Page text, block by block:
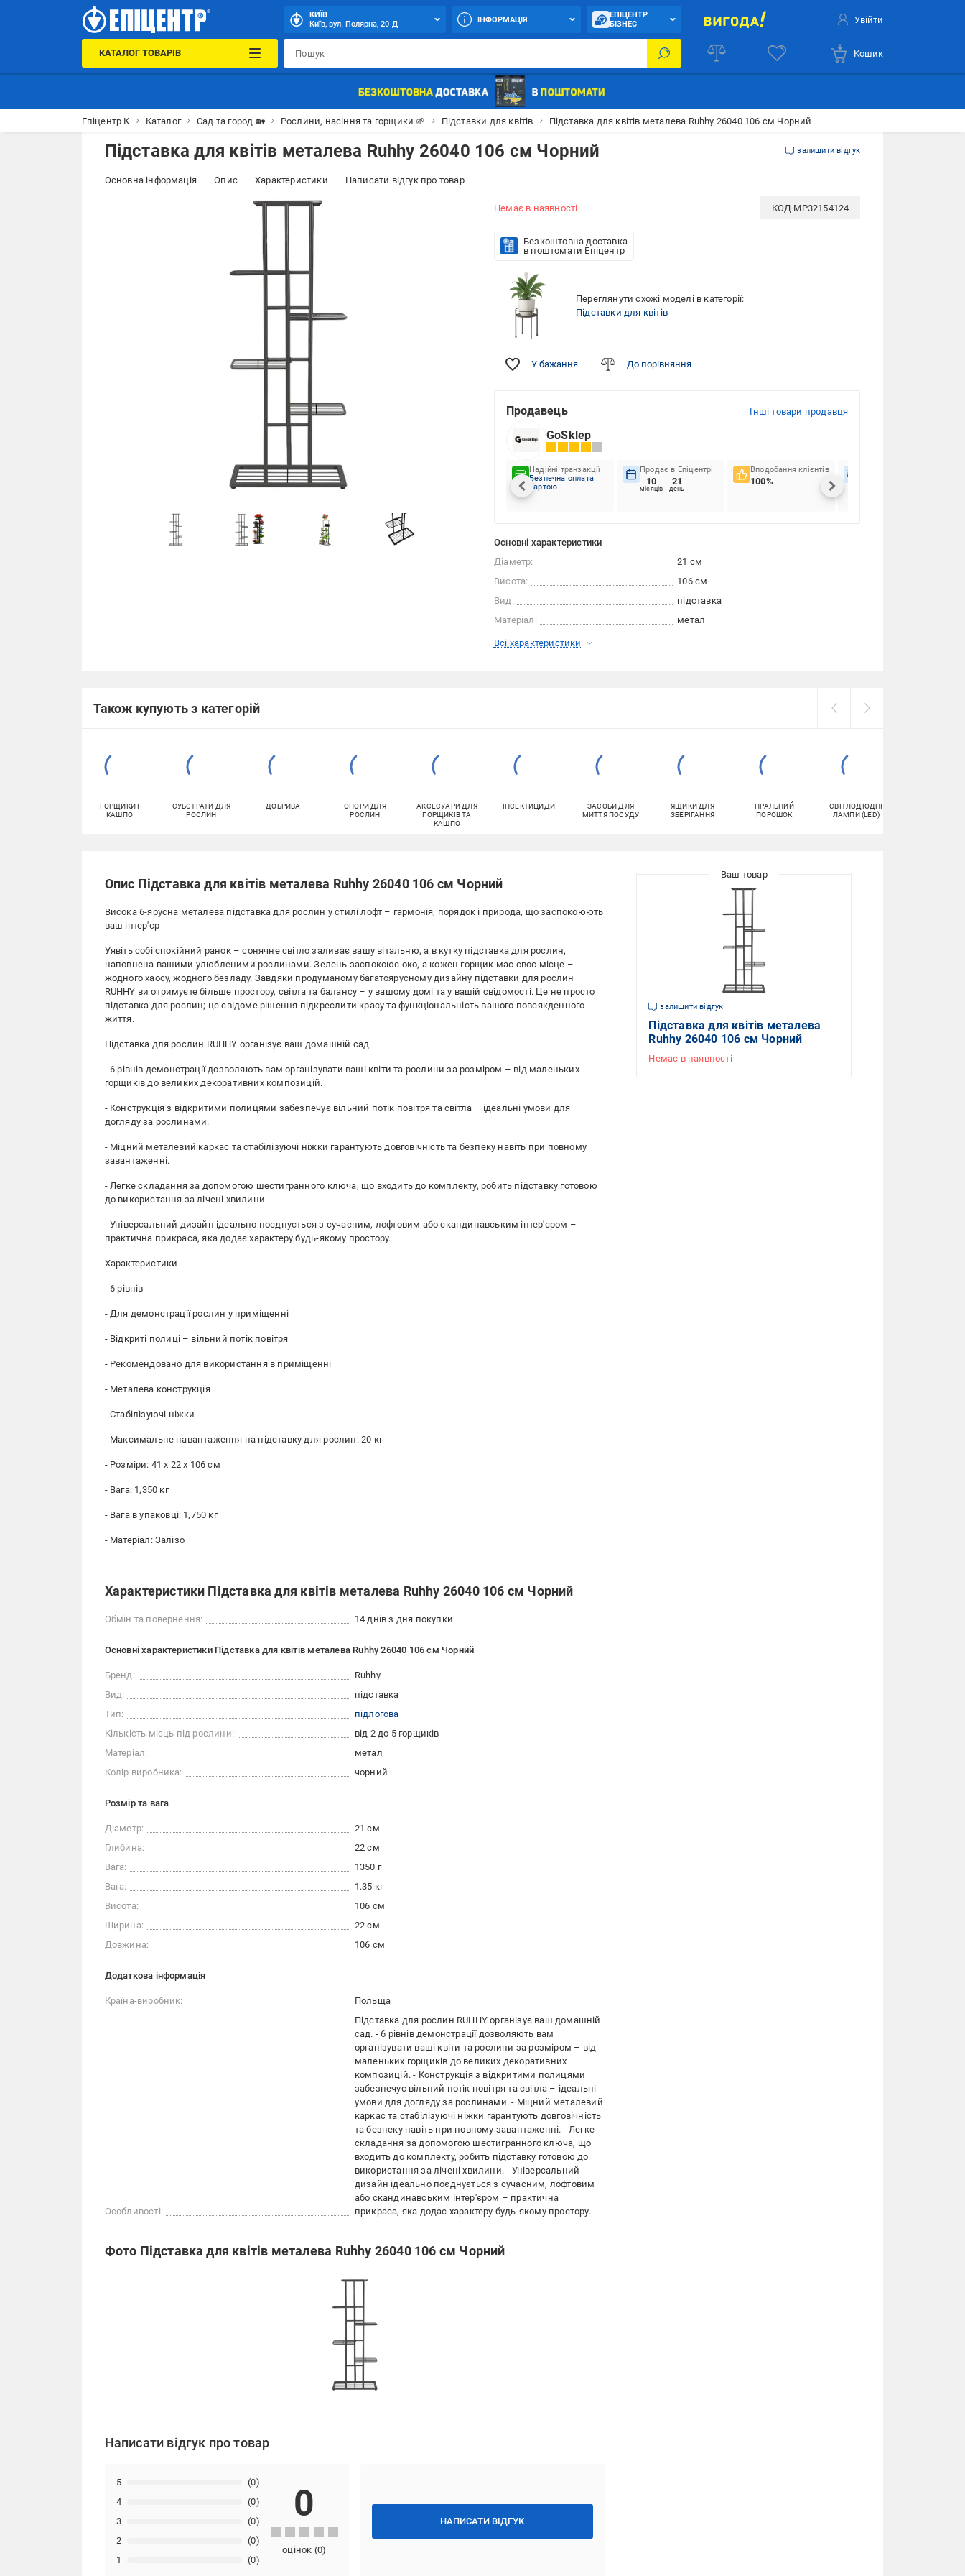
КИЇВ
Київ, вул. Полярна, 20-Д
ІНФОРМАЦІЯ
ЕПІЦЕНТР
БІЗНЕС
Увійти
КАТАЛОГ ТОВАРІВ Кошик
Епіцентр К Каталог Сад та город 🏡 Рослини, насіння та горщики 🌱 Підставки для квітів Підставка для квітів металева Ruhhy 26040 106 см Чорний
Підставка для квітів металева Ruhhy 26040 106 см Чорний залишити відгук
Основна інформація Опис Характеристики Написати відгук про товар
Немає в наявності КОД MP32154124
Безкоштовна доставка
в поштомати Епіцентр
Переглянути схожі моделі в категорії:
Підставки для квітів
У бажання До порівняння
Продавець Інші товари продавця
GoSklep
Надійні транзакції
Безпечна оплата
картою
Продає в Епіцентрі
10
місяців
21
день
Вподобання клієнтів
100%
Основні характеристики
Діаметр:
21 см
Висота:
106 см
Вид:
підставка
Матеріал:
метал
Всі характеристики
Також купують з категорій
ГОРЩИКИ І
КАШПО
СУБСТРАТИ ДЛЯ
РОСЛИН
ДОБРИВА
ОПОРИ ДЛЯ
РОСЛИН
АКСЕСУАРИ ДЛЯ
ГОРЩИКІВ ТА
КАШПО
ІНСЕКТИЦИДИ
ЗАСОБИ ДЛЯ
МИТТЯ ПОСУДУ
ЯЩИКИ ДЛЯ
ЗБЕРІГАННЯ
ПРАЛЬНИЙ
ПОРОШОК
СВІТЛОДІОДНІ
ЛАМПИ (LED)
Опис Підставка для квітів металева Ruhhy 26040 106 см Чорний
Висока 6-ярусна металева підставка для рослин у стилі лофт – гармонія, порядок і природа, що заспокоюють
ваш інтер'єр
Уявіть собі спокійний ранок – сонячне світло заливає вашу вітальню, а в кутку підставка для рослин,
наповнена вашими улюбленими рослинами. Зелень заспокоює око, а кожен горщик має своє місце –
жодного хаосу, жодного безладу. Завдяки продуманому багатоярусному дизайну підставки для рослин
RUHHY ви отримуєте більше простору, світла та балансу – у вашому домі та у вашій свідомості. Це не просто
підставка для рослин; це свідоме рішення підкреслити красу та функціональність вашого повсякденного
життя.
Підставка для рослин RUHHY організує ваш домашній сад.
- 6 рівнів демонстрації дозволяють вам організувати ваші квіти та рослини за розміром – від маленьких
горщиків до великих декоративних композицій.
- Конструкція з відкритими полицями забезпечує вільний потік повітря та світла – ідеальні умови для
догляду за рослинами.
- Міцний металевий каркас та стабілізуючі ніжки гарантують довговічність та безпеку навіть при повному
завантаженні.
- Легке складання за допомогою шестигранного ключа, що входить до комплекту, робить підставку готовою
до використання за лічені хвилини.
- Універсальний дизайн ідеально поєднується з сучасним, лофтовим або скандинавським інтер'єром –
практична прикраса, яка додає характеру будь-якому простору.
Характеристики
- 6 рівнів
- Для демонстрації рослин у приміщенні
- Відкриті полиці – вільний потік повітря
- Рекомендовано для використання в приміщенні
- Металева конструкція
- Стабілізуючі ніжки
- Максимальне навантаження на підставку для рослин: 20 кг
- Розміри: 41 x 22 x 106 см
- Вага: 1,350 кг
- Вага в упаковці: 1,750 кг
- Матеріал: Залізо
Характеристики Підставка для квітів металева Ruhhy 26040 106 см Чорний
Обмін та повернення: 14 днів з дня покупки
Основні характеристики Підставка для квітів металева Ruhhy 26040 106 см Чорний
Бренд:
Ruhhy
Вид:
підставка
Тип:
підлогова
Кількість місць під рослини:
від 2 до 5 горщиків
Матеріал:
метал
Колір виробника:
чорний
Розмір та вага
Діаметр:
21 см
Глибина:
22 см
Вага:
1350 г
Вага:
1.35 кг
Висота:
106 см
Ширина:
22 см
Довжина:
106 см
Додаткова інформація
Країна-виробник: Польща
Особливості:
Підставка для рослин RUHHY організує ваш домашній
сад. - 6 рівнів демонстрації дозволяють вам
організувати ваші квіти та рослини за розміром – від
маленьких горщиків до великих декоративних
композицій. - Конструкція з відкритими полицями
забезпечує вільний потік повітря та світла – ідеальні
умови для догляду за рослинами. - Міцний металевий
каркас та стабілізуючі ніжки гарантують довговічність
та безпеку навіть при повному завантаженні. - Легке
складання за допомогою шестигранного ключа, що
входить до комплекту, робить підставку готовою до
використання за лічені хвилини. - Універсальний
дизайн ідеально поєднується з сучасним, лофтовим
або скандинавським інтер'єром – практична
прикраса, яка додає характеру будь-якому простору.
Фото Підставка для квітів металева Ruhhy 26040 106 см Чорний
Написати відгук про товар
НАПИСАТИ ВІДГУК
1 (0)
2 (0)
3 (0)
4 (0)
5 (0)
0
оцінок (0)
залишити відгук
Підставка для квітів металева
Ruhhy 26040 106 см Чорний
Немає в наявності